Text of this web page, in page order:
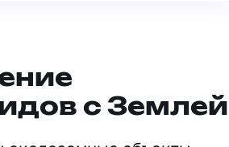
с Землей